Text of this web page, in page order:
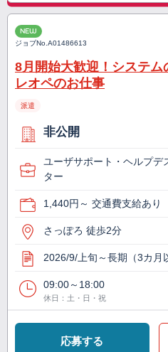
NEW
ジョブNo.A01486613
8月開始大歓迎！システ
レオペのお仕事
派遣
非公開
ユーザサポート・ヘルプデ
ター
1,440円～ 交通費支給あり
さっぽろ 徒歩2分
2026/9/上旬～長期（3カ月
09:00～18:00
休日：土・日・祝
応募する